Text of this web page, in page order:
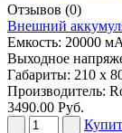
Отзывов (0)
Внешний
Емкость: 20000
Выходное
Габариты: 210 х
Производитель:
3490.00 Руб.